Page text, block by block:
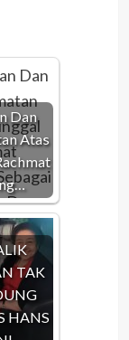
Dan
Atas
TAK
HANS